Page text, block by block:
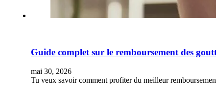
Guide complet sur le remboursement des
mai 30, 2026
Tu veux savoir comment profiter du meilleur